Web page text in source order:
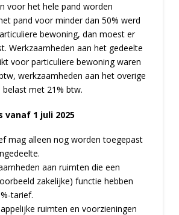
voor het hele pand worden
pand voor minder dan 50% werd
bewoning, dan moest er
Werkzaamheden aan het gedeelte
voor particuliere bewoning waren
werkzaamheden aan het overige
met 21% btw.
vanaf 1 juli 2025
mag alleen nog worden toegepast
aan ruimten die een
zakelijke) functie hebben
tarief.
ruimten en voorzieningen